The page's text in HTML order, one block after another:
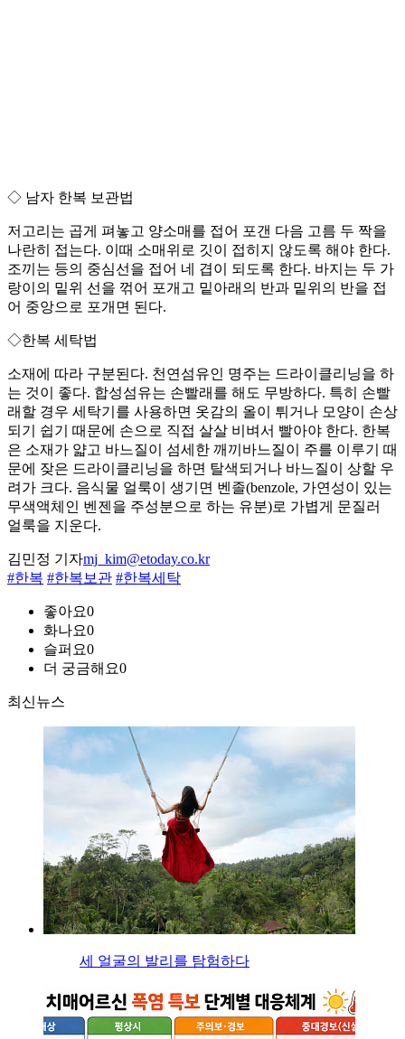
◇ 남자 한복 보관법
저고리는 곱게 펴놓고 양소매를 접어 포갠 다음 고름 두 짝을
나란히 접는다. 이때 소매위로 깃이 접히지 않도록 해야 한다.
조끼는 등의 중심선을 접어 네 겹이 되도록 한다. 바지는 두 가
랑이의 밑위 선을 꺾어 포개고 밑아래의 반과 밑위의 반을 접
어 중앙으로 포개면 된다.
◇한복 세탁법
소재에 따라 구분된다. 천연섬유인 명주는 드라이클리닝을 하
는 것이 좋다. 합성섬유는 손빨래를 해도 무방하다. 특히 손빨
래할 경우 세탁기를 사용하면 옷감의 올이 튀거나 모양이 손상
되기 쉽기 때문에 손으로 직접 살살 비벼서 빨아야 한다. 한복
은 소재가 얇고 바느질이 섬세한 깨끼바느질이 주를 이루기 때
문에 잦은 드라이클리닝을 하면 탈색되거나 바느질이 상할 우
려가 크다. 음식물 얼룩이 생기면 벤졸(benzole, 가연성이 있는
무색액체인 벤젠을 주성분으로 하는 유분)로 가볍게 문질러
얼룩을 지운다.
김민정 기자mj_kim@etoday.co.kr
#한복 #한복보관 #한복세탁
좋아요0
화나요0
슬퍼요0
더 궁금해요0
최신뉴스
세 얼굴의 발리를 탐험하다